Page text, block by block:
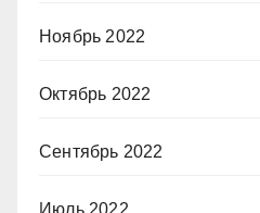
Ноябрь 2022
Октябрь 2022
Сентябрь 2022
Июль 2022